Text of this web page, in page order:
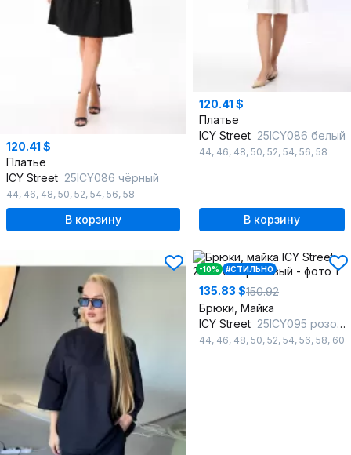
120.41 $
Платье
ICY Street 25ICY086 чёрный
44, 46, 48, 50, 52, 54, 56, 58
В корзину
120.41 $
Платье
ICY Street 25ICY086 белый
44, 46, 48, 50, 52, 54, 56, 58
В корзину
-10% #СТИЛЬНО
135.83 $150.92
Брюки, Майка
ICY Street 25ICY095 розовый
44, 46, 48, 50, 52, 54, 56, 58, 60